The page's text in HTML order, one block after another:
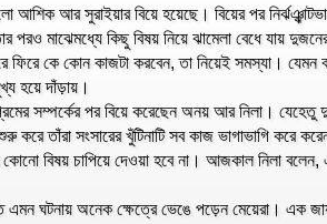
আশিক আর সুরাইয়ার বিয়ে হয়েছে। বিয়ের পর
মাঝেমধ্যে কিছু বিষয় নিয়ে ঝামেলা বেধে যায়
ফিরে কে কোন কাজটা করবেন, তা নিয়েই সমস্যা। যেমন
হয়ে দাঁড়ায়।
সম্পর্কের পর বিয়ে করেছেন অনয় আর নিলা। যেহেতু
করে তাঁরা সংসারের খুঁটিনাটি সব কাজ ভাগাভাগি করে
বিষয় চাপিয়ে দেওয়া হবে না। আজকাল নিলা
ঘটনায় অনেক ক্ষেত্রে ভেঙে পড়েন মেয়েরা। এক